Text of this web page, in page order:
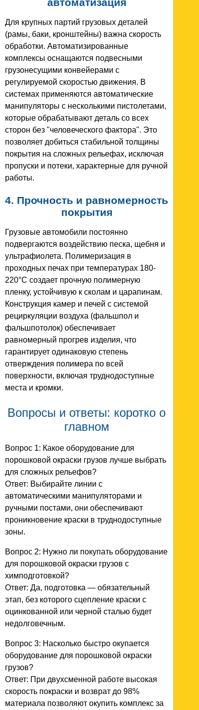
автоматизация
Для крупных партий грузовых деталей
(рамы, баки, кронштейны) важна скорость
обработки. Автоматизированные
комплексы оснащаются подвесными
грузонесущими конвейерами с
регулируемой скоростью движения. В
системах применяются автоматические
манипуляторы с несколькими пистолетами,
которые обрабатывают деталь со всех
сторон без "человеческого фактора". Это
позволяет добиться стабильной толщины
покрытия на сложных рельефах, исключая
пропуски и потеки, характерные для ручной
работы.
4. Прочность и равномерность
покрытия
Грузовые автомобили постоянно
подвергаются воздействию песка, щебня и
ультрафиолета. Полимеризация в
проходных печах при температурах 180-
220°C создает прочную полимерную
пленку, устойчивую к сколам и царапинам.
Конструкция камер и печей с системой
рециркуляции воздуха (фальшпол и
фальшпотолок) обеспечивает
равномерный прогрев изделия, что
гарантирует одинаковую степень
отверждения полимера по всей
поверхности, включая труднодоступные
места и кромки.
Вопросы и ответы: коротко о
главном
Вопрос 1: Какое оборудование для
порошковой окраски грузов лучше выбрать
для сложных рельефов?
Ответ: Выбирайте линии с
автоматическими манипуляторами и
ручными постами, они обеспечивают
проникновение краски в труднодоступные
зоны.
Вопрос 2: Нужно ли покупать оборудование
для порошковой окраски грузов с
химподготовкой?
Ответ: Да, подготовка — обязательный
этап, без которого сцепление краски с
оцинкованной или черной сталью будет
недолговечным.
Вопрос 3: Насколько быстро окупается
оборудование для порошковой окраски
грузов?
Ответ: При двухсменной работе высокая
скорость покраски и возврат до 98%
материала позволяют окупить комплекс за